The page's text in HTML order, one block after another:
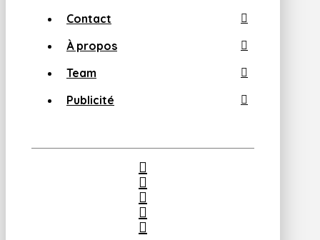
Contact
À propos
Team
Publicité